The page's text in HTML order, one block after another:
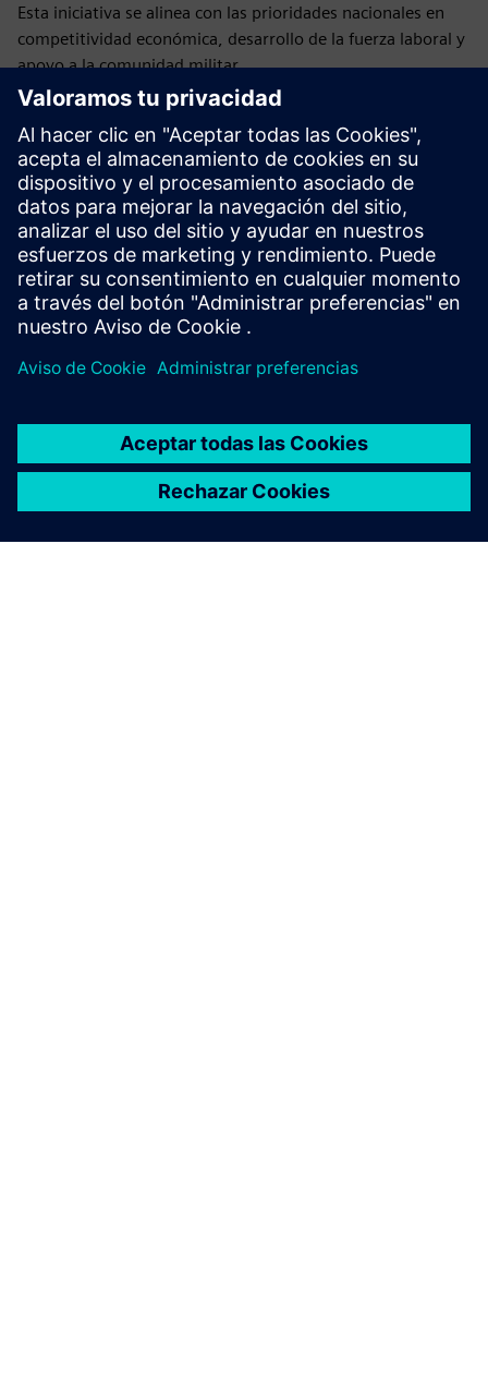
Esta iniciativa se alinea con las prioridades nacionales en
competitividad económica, desarrollo de la fuerza laboral y
apoyo a la comunidad militar.
Su servicio lo preparó para el liderazgo. Permítanos
prepararlo para su próxima misión.
Obtenga más información sobre el programa de
microcredenciales Expedite for Vets e inscríbase hoy mismo
→
Publicado: 2 de junio de 2026